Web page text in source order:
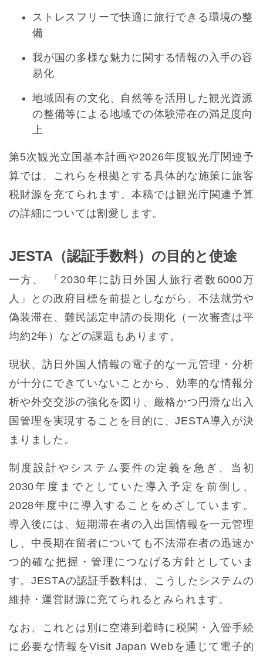
ストレスフリーで快適に旅行できる環境の整
備
我が国の多様な魅力に関する情報の入手の容
易化
地域固有の文化、自然等を活用した観光資源
の整備等による地域での体験滞在の満足度向
上
第5次観光立国基本計画や2026年度観光庁関連予
算では、これらを根拠とする具体的な施策に旅客
税財源を充てられます。本稿では観光庁関連予算
の詳細については割愛します。
JESTA（認証手数料）の目的と使途
一方、 「2030年に訪日外国人旅行者数6000万
人」との政府目標を前提としながら、不法就労や
偽装滞在、難民認定申請の長期化（一次審査は平
均約2年）などの課題もあります。
現状、訪日外国人情報の電子的な一元管理・分析
が十分にできていないことから、効率的な情報分
析や外交交渉の強化を図り、厳格かつ円滑な出入
国管理を実現することを目的に、JESTA導入が決
まりました。
制度設計やシステム要件の定義を急ぎ、当初
2030年度までとしていた導入予定を前倒し、
2028年度中に導入することをめざしています。
導入後には、短期滞在者の入出国情報を一元管理
し、中長期在留者についても不法滞在者の迅速か
つ的確な把握・管理につなげる方針としていま
す。JESTAの認証手数料は、こうしたシステムの
維持・運営財源に充てられるとみられます。
なお、これとは別に空港到着時に税関・入管手続
に必要な情報をVisit Japan Webを通じて電子的